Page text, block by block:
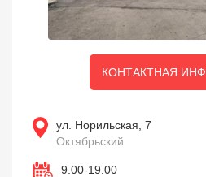
КОНТАКТНАЯ
ул. Норильская, 7
Октябрьский
9.00-19.00